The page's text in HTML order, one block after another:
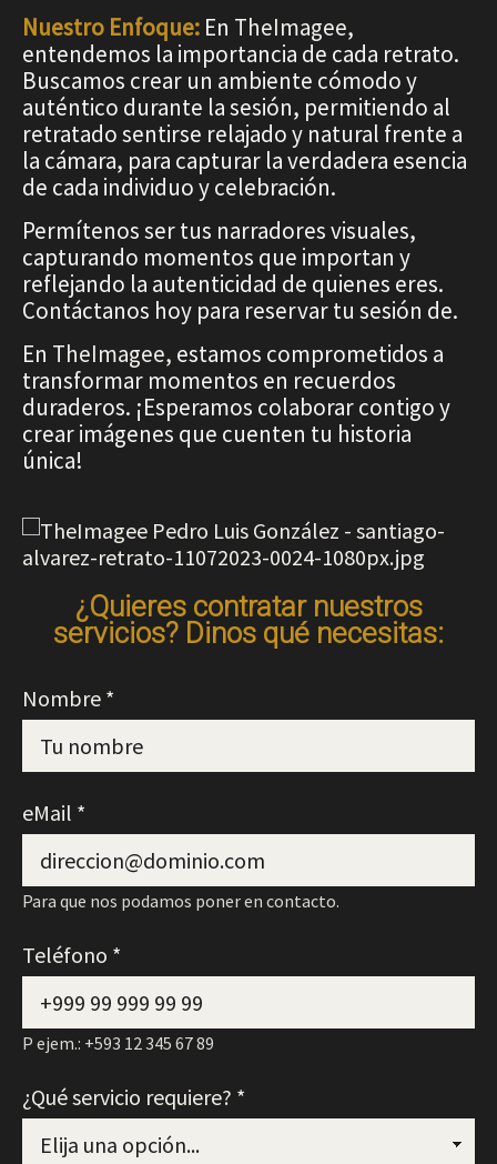
Nuestro Enfoque: En TheImagee,
entendemos la importancia de cada retrato.
Buscamos crear un ambiente cómodo y
auténtico durante la sesión, permitiendo al
retratado sentirse relajado y natural frente a
la cámara, para capturar la verdadera esencia
de cada individuo y celebración.
Permítenos ser tus narradores visuales,
capturando momentos que importan y
reflejando la autenticidad de quienes eres.
Contáctanos hoy para reservar tu sesión de.
En TheImagee, estamos comprometidos a
transformar momentos en recuerdos
duraderos. ¡Esperamos colaborar contigo y
crear imágenes que cuenten tu historia
única!
¿Quieres contratar nuestros
servicios? Dinos qué necesitas:
Nombre *
eMail *
Para que nos podamos poner en contacto.
Teléfono *
P ejem.: +593 12 345 67 89
¿Qué servicio requiere? *